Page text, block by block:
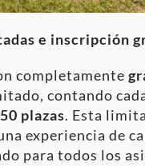
e inscripción
completamente
contando
50 plazas. Esta
experiencia de
para todos los